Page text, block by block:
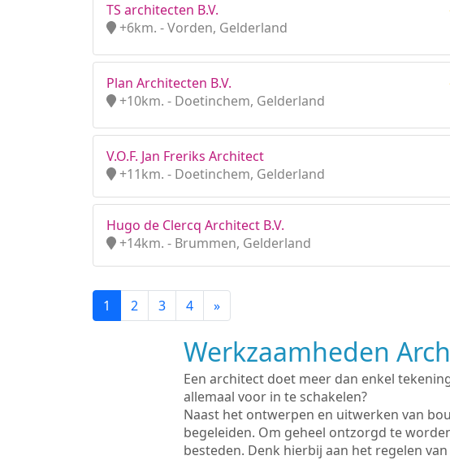
TS architecten B.V.
+6km. - Vorden, Gelderland
Plan Architecten B.V.
+10km. - Doetinchem, Gelderland
V.O.F. Jan Freriks Architect
+11km. - Doetinchem, Gelderland
Hugo de Clercq Architect B.V.
+14km. - Brummen, Gelderland
1 2 3 4 »
Werkzaamheden
Een architect doet meer dan enkel
allemaal voor in te schakelen?
Naast het ontwerpen en uitwerken van
begeleiden. Om geheel ontzorgd te
besteden. Denk hierbij aan het regelen